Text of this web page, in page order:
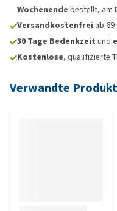
Wochenende bestellt, am
Versandkostenfrei ab 69
30 Tage Bedenkzeit und
Kostenlose, qualifizierte
Verwandte